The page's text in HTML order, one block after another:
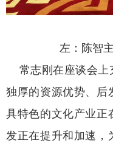
左：陈智
常志刚在座谈会上
独厚的资源优势、后
具特色的文化产业正
发正在提升和加速，